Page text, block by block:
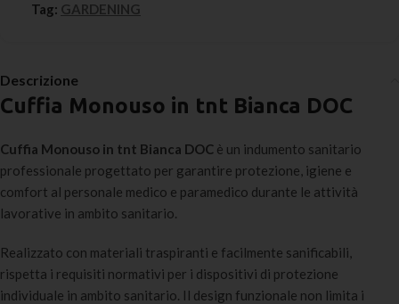
Tag: GARDENING
Descrizione
Cuffia Monouso in tnt Bianca DOC
Cuffia Monouso in tnt Bianca DOC è un indumento sanitario
professionale progettato per garantire protezione, igiene e
comfort al personale medico e paramedico durante le attività
lavorative in ambito sanitario.
Realizzato con materiali traspiranti e facilmente sanificabili,
rispetta i requisiti normativi per i dispositivi di protezione
individuale in ambito sanitario. Il design funzionale non limita i